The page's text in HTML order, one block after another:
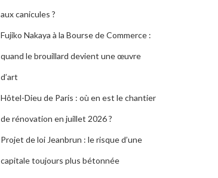
aux canicules ?
Fujiko Nakaya à la Bourse de Commerce :
quand le brouillard devient une œuvre
d’art
Hôtel-Dieu de Paris : où en est le chantier
de rénovation en juillet 2026 ?
Projet de loi Jeanbrun : le risque d’une
capitale toujours plus bétonnée